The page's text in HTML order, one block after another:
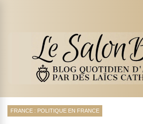
FRANCE : POLITIQUE EN FRANCE